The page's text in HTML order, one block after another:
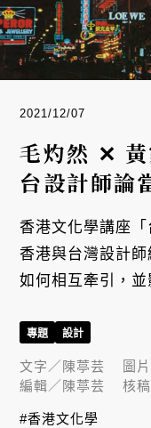
2021/12/07
毛灼然 ✕ 黃
台設計師論
香港文化學講座
香港與台灣設計
如何相互牽引，並
專題 設計
文字／ 陳葶芸 圖
編輯／ 陳葶芸 核
#香港文化學